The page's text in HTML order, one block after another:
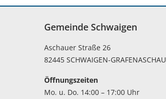
Gemeinde Schwaigen
Aschauer Straße 26
82445 SCHWAIGEN-GRAFENASCHAU
Öffnungszeiten
Mo. u. Do. 14:00 – 17:00 Uhr